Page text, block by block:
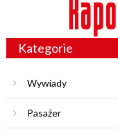
Kategorie
Wywiady
Pasażer